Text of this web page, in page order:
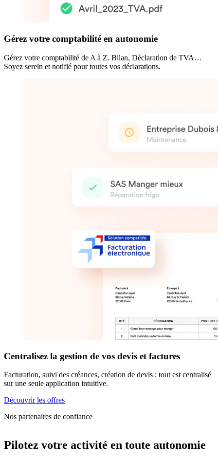
Gérez votre comptabilité en autonomie
Gérez votre comptabilité de A à Z. Bilan, Déclaration de TVA…
Soyez serein et notifié pour toutes vos déclarations.
Centralisez la gestion de vos devis et factures
Facturation, suivi des créances, création de devis : tout est centralisé
sur une seule application intuitive.
Découvrir les offres
Nos partenaires de confiance
Pilotez votre activité en toute autonomie